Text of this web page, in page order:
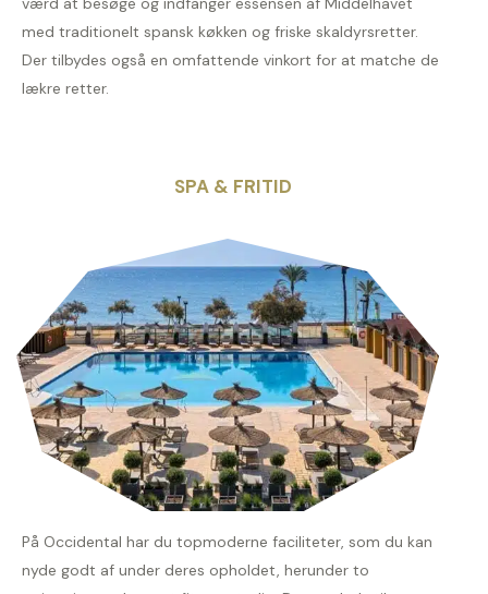
med traditionelt spansk køkken og friske skaldyrsretter.
Der tilbydes også en omfattende vinkort for at matche de
lækre retter.
SPA & FRITID
På Occidental har du topmoderne faciliteter, som du kan
nyde godt af under deres opholdet, herunder to